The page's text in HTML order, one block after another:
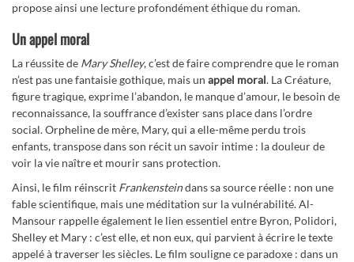
propose ainsi une lecture profondément éthique du roman.
Un appel moral
La réussite de Mary Shelley, c’est de faire comprendre que le roman
n’est pas une fantaisie gothique, mais un appel moral. La Créature,
figure tragique, exprime l’abandon, le manque d’amour, le besoin de
reconnaissance, la souffrance d’exister sans place dans l’ordre
social. Orpheline de mère, Mary, qui a elle-même perdu trois
enfants, transpose dans son récit un savoir intime : la douleur de
voir la vie naître et mourir sans protection.
Ainsi, le film réinscrit Frankensteindans sa source réelle : non une
fable scientifique, mais une méditation sur la vulnérabilité. Al-
Mansour rappelle également le lien essentiel entre Byron, Polidori,
Shelley et Mary : c’est elle, et non eux, qui parvient à écrire le texte
appelé à traverser les siècles. Le film souligne ce paradoxe : dans un